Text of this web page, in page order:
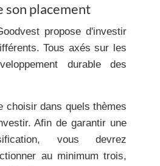
son placement
propose d'investir
Tous axés sur les
durable des
choisir dans quels thèmes
Afin de garantir une
vous devrez
au minimum trois,